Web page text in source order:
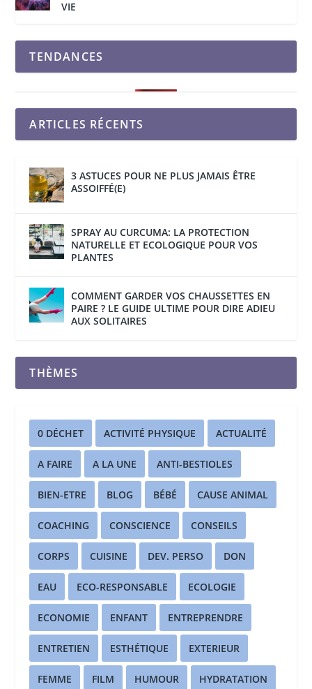
VIE
TENDANCES
ARTICLES RÉCENTS
3 ASTUCES POUR NE PLUS JAMAIS ÊTRE
ASSOIFFÉ(E)
SPRAY AU CURCUMA: LA PROTECTION
NATURELLE ET ECOLOGIQUE POUR VOS
PLANTES
COMMENT GARDER VOS CHAUSSETTES EN
PAIRE ? LE GUIDE ULTIME POUR DIRE ADIEU
AUX SOLITAIRES
THÈMES
0 DÉCHET ACTIVITÉ PHYSIQUE ACTUALITÉ
A FAIRE A LA UNE ANTI-BESTIOLES
BIEN-ETRE BLOG BÉBÉ CAUSE ANIMAL
COACHING CONSCIENCE CONSEILS
CORPS CUISINE DEV. PERSO DON
EAU ECO-RESPONSABLE ECOLOGIE
ECONOMIE ENFANT ENTREPRENDRE
ENTRETIEN ESTHÉTIQUE EXTERIEUR
FEMME FILM HUMOUR HYDRATATION